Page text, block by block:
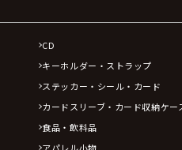
CD
キーホルダー・ストラップ
ステッカー・シール・カード
カードスリーブ・カード収納ケー
食品・飲料品